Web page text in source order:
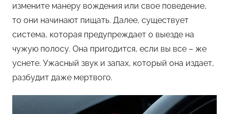
измените манеру вождения или свое поведение,
то они начинают пищать. Далее, существует
система, которая предупреждает о выезде на
чужую полосу. Она пригодится, если вы все – же
уснете. Ужасный звук и запах, который она издает,
разбудит даже мертвого.